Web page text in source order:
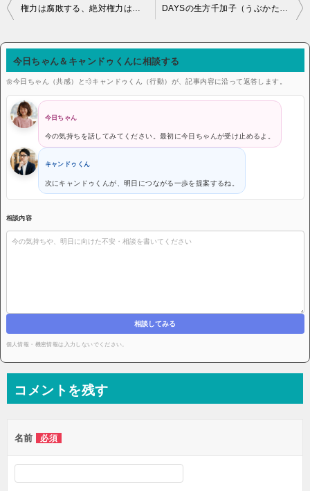
投稿ナビゲーション 権力は腐敗する、絶対権力は絶対に腐敗する：ジョン・アクトン（アクトン卿） DAYSの生方千加子（うぶかたちかこ）：だから悔しい！だから泣く！！次も頑張る！！
今日ちゃん＆キャンドゥくんに相談する
🌼今日ちゃん（共感）と💨キャンドゥくん（行動）が、記事内容に沿って返答します。
今日ちゃん
今の気持ちを話してみてください。最初に今日ちゃんが受け止めるよ。
キャンドゥくん
次にキャンドゥくんが、明日につながる一歩を提案するね。
相談内容
相談してみる
個人情報・機密情報は入力しないでください。
コメントを残す
名前 必須